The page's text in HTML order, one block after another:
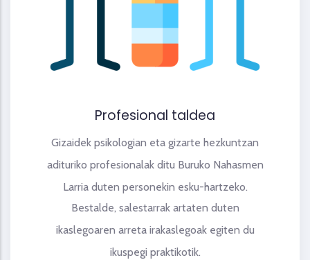
Profesional taldea
Gizaidek psikologian eta gizarte hezkuntzan
adituriko profesionalak ditu Buruko Nahasmen
Larria duten personekin esku-hartzeko.
Bestalde, salestarrak artaten duten
ikaslegoaren arreta irakaslegoak egiten du
ikuspegi praktikotik.